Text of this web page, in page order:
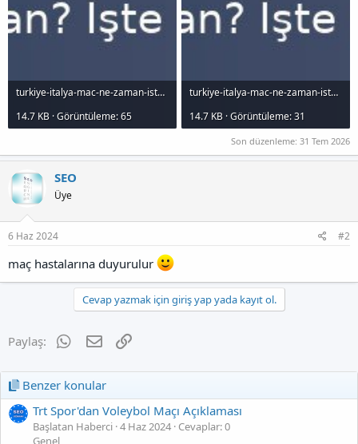
turkiye-italya-mac-ne-zaman-iste-kacrlmayacak-detaylar_1000x120.jpg
14.7 KB · Görüntüleme: 65
turkiye-italya-mac-ne-zaman-iste-kacrlmayacak-detaylar_1000x120.jpg
14.7 KB · Görüntüleme: 31
Son düzenleme: 31 Tem 2026
SEO
Üye
6 Haz 2024 #2
maç hastalarına duyurulur
Cevap yazmak için giriş yap yada kayıt ol.
Paylaş: WhatsApp
E-posta
Benzer konular
Trt Spor'dan Voleybol Maçı Açıklaması
Başlatan Haberci 4 Haz 2024 Cevaplar: 0
Genel